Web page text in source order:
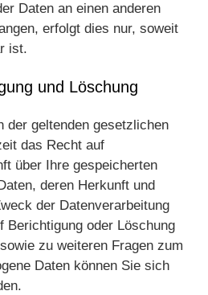
Daten an einen anderen
erfolgt dies nur, soweit
ist.
und Löschung
der geltenden gesetzlichen
das Recht auf
über Ihre gespeicherten
deren Herkunft und
der Datenverarbeitung
Berichtigung oder Löschung
zu weiteren Fragen zum
Daten können Sie sich